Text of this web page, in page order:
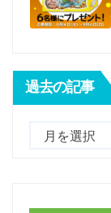
過去の記事
記